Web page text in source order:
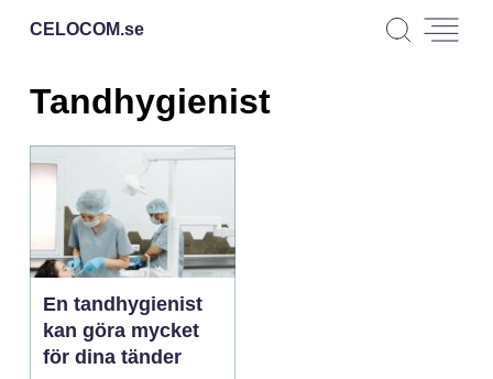
CELOCOM.se
Tandhygienist
En tandhygienist
kan göra mycket
för dina tänder